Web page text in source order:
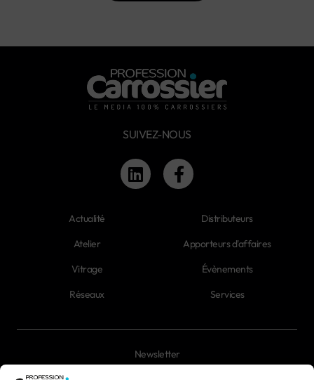
SUIVEZ-NOUS
Actualité
Atelier
Vitrage
Réseaux
Distributeurs
Apporteurs d'affaires
Évènements
Services
Newsletter